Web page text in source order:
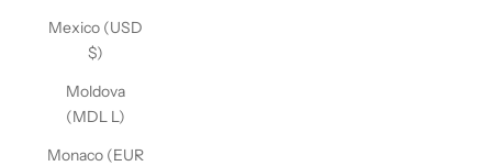
Mexico (USD
$)
Moldova
(MDL L)
Monaco (EUR